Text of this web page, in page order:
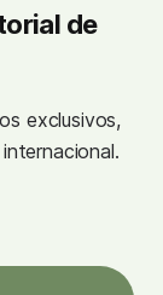
de
exclusivos,